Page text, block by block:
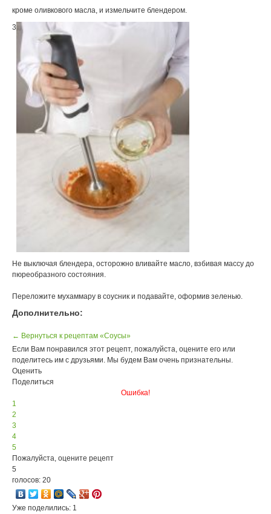
кроме оливкового масла, и измельчите блендером.
3
Не выключая блендера, осторожно вливайте масло, взбивая массу до
пюреобразного состояния.
Переложите мухаммару в соусник и подавайте, оформив зеленью.
Дополнительно:
← Вернуться к рецептам «Соусы»
Если Вам понравился этот рецепт, пожалуйста, оцените его или
поделитесь им с друзьями. Мы будем Вам очень признательны.
Оценить
Поделиться
Ошибка!
1
2
3
4
5
Пожалуйста, оцените рецепт
5
голосов: 20
Уже поделились: 1